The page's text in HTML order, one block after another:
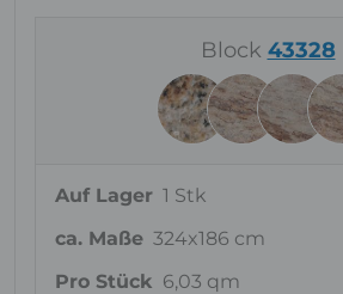
Block 43328
Auf Lager 1 Stk
ca. Maße 324x186 cm
Pro Stück 6,03 qm